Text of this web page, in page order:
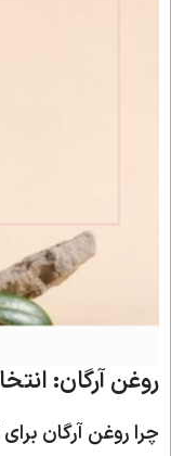
روغن آرگان:
چرا روغن آرگان